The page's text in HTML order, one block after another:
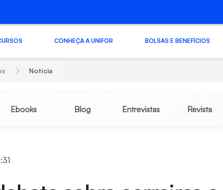
CONHEÇA A UNIFOR BOLSAS E BENEFÍCIOS
Notícia
Ebooks Blog Entrevistas Revista